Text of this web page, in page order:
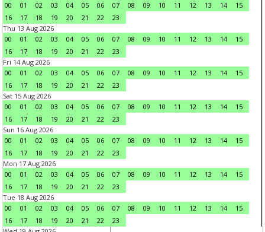
00
01 02 03 04 05 06 07 08 09 10 11 12 13 14
15
16
17 18 19 20 21 22
23
Thu 13 Aug 2026
00
01 02 03 04 05 06 07 08 09 10 11 12 13 14
15
16
17 18 19 20 21 22
23
Fri 14 Aug 2026
00
01 02 03 04 05 06 07 08 09 10 11 12 13 14
15
16
17 18 19 20 21 22
23
Sat 15 Aug 2026
00
01 02 03 04 05 06 07 08 09 10 11 12 13 14
15
16
17 18 19 20 21 22
23
Sun 16 Aug 2026
00
01 02 03 04 05 06 07 08 09 10 11 12 13 14
15
16
17 18 19 20 21 22
23
Mon 17 Aug 2026
00
01 02 03 04 05 06 07 08 09 10 11 12 13 14
15
16
17 18 19 20 21 22
23
Tue 18 Aug 2026
00
01 02 03 04 05 06 07 08 09 10 11 12 13 14
15
16
17 18 19 20 21 22
23